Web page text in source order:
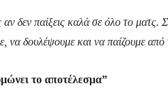
αν δεν παίξεις καλά σε όλο το
να δουλέψουμε και να παίζουμε από
το αποτέλεσμα”